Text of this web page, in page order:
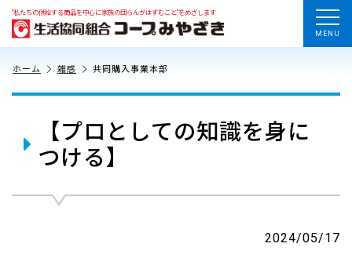
“私たちの供給する商品を中心に家族の団らんがはずむこと”をめざします
MENU
ホーム 雑感 共同購入事業本部
【プロとしての知識を身に
つける】
2024/05/17